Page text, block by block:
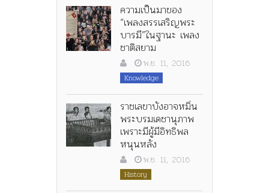
ความเป็นมาของ
“เพลงสรรเสริญพระ
บารมี”ในฐานะ เพลง
ชาติสยาม
พ.ย. 11, 2016
Knowledge
ราชเลขาบังอาจหมิ่น
พระบรมเดชานุภาพ
เพราะมีผู้มีอิทธิพล
หนุนหลัง
พ.ย. 11, 2016
History